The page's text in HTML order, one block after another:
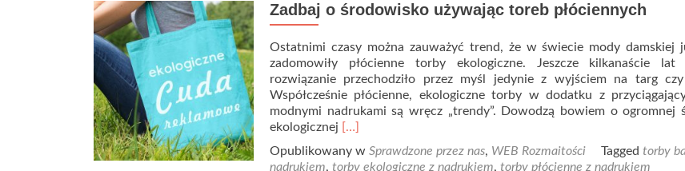
Zadbaj o środowisko używając toreb płóciennych
Ostatnimi czasy można zauważyć trend, że w świecie mody damskiej
zadomowiły płócienne torby ekologiczne. Jeszcze kilkanaście
rozwiązanie przechodziło przez myśl jedynie z wyjściem na targ
Współcześnie płócienne, ekologiczne torby w dodatku z
modnymi nadrukami są wręcz „trendy”. Dowodzą bowiem o ogromnej
ekologicznej Read
about
[…]
Opublikowany w Sprawdzone przez nas, WEB Rozmaitości Tagged torby
nadrukiem, torby ekologiczne z nadrukiem, torby płócienne z nadrukiem